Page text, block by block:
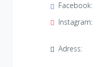
Facebook:
Instagram:
Adress: